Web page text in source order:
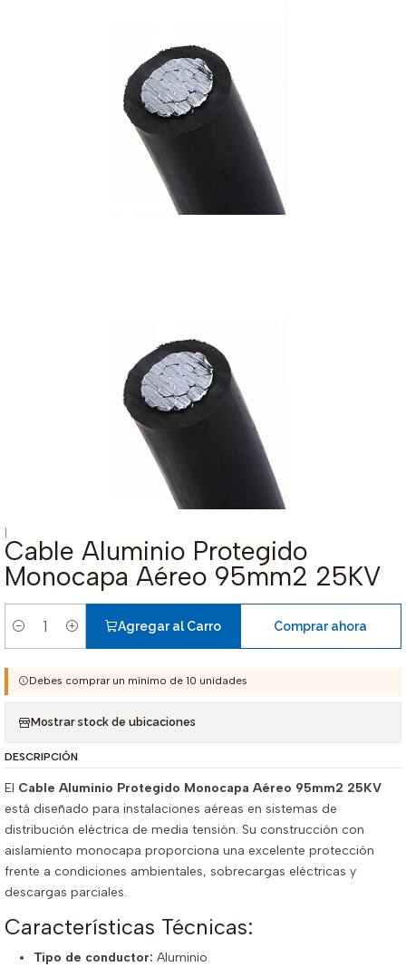
Cable Aluminio Protegido
Monocapa Aéreo 95mm2 25KV
Cantidad
Agregar al Carro Comprar ahora
Debes comprar un mínimo de 10 unidades
Mostrar stock de ubicaciones
DESCRIPCIÓN
El Cable Aluminio Protegido Monocapa Aéreo 95mm2 25KV
está diseñado para instalaciones aéreas en sistemas de
distribución eléctrica de media tensión. Su construcción con
aislamiento monocapa proporciona una excelente protección
frente a condiciones ambientales, sobrecargas eléctricas y
descargas parciales.
Características Técnicas:
Tipo de conductor: Aluminio